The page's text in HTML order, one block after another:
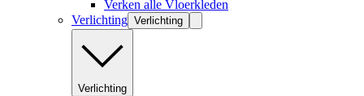
Verken alle Vloerkleden
Verlichting Verlichting
Verlichting